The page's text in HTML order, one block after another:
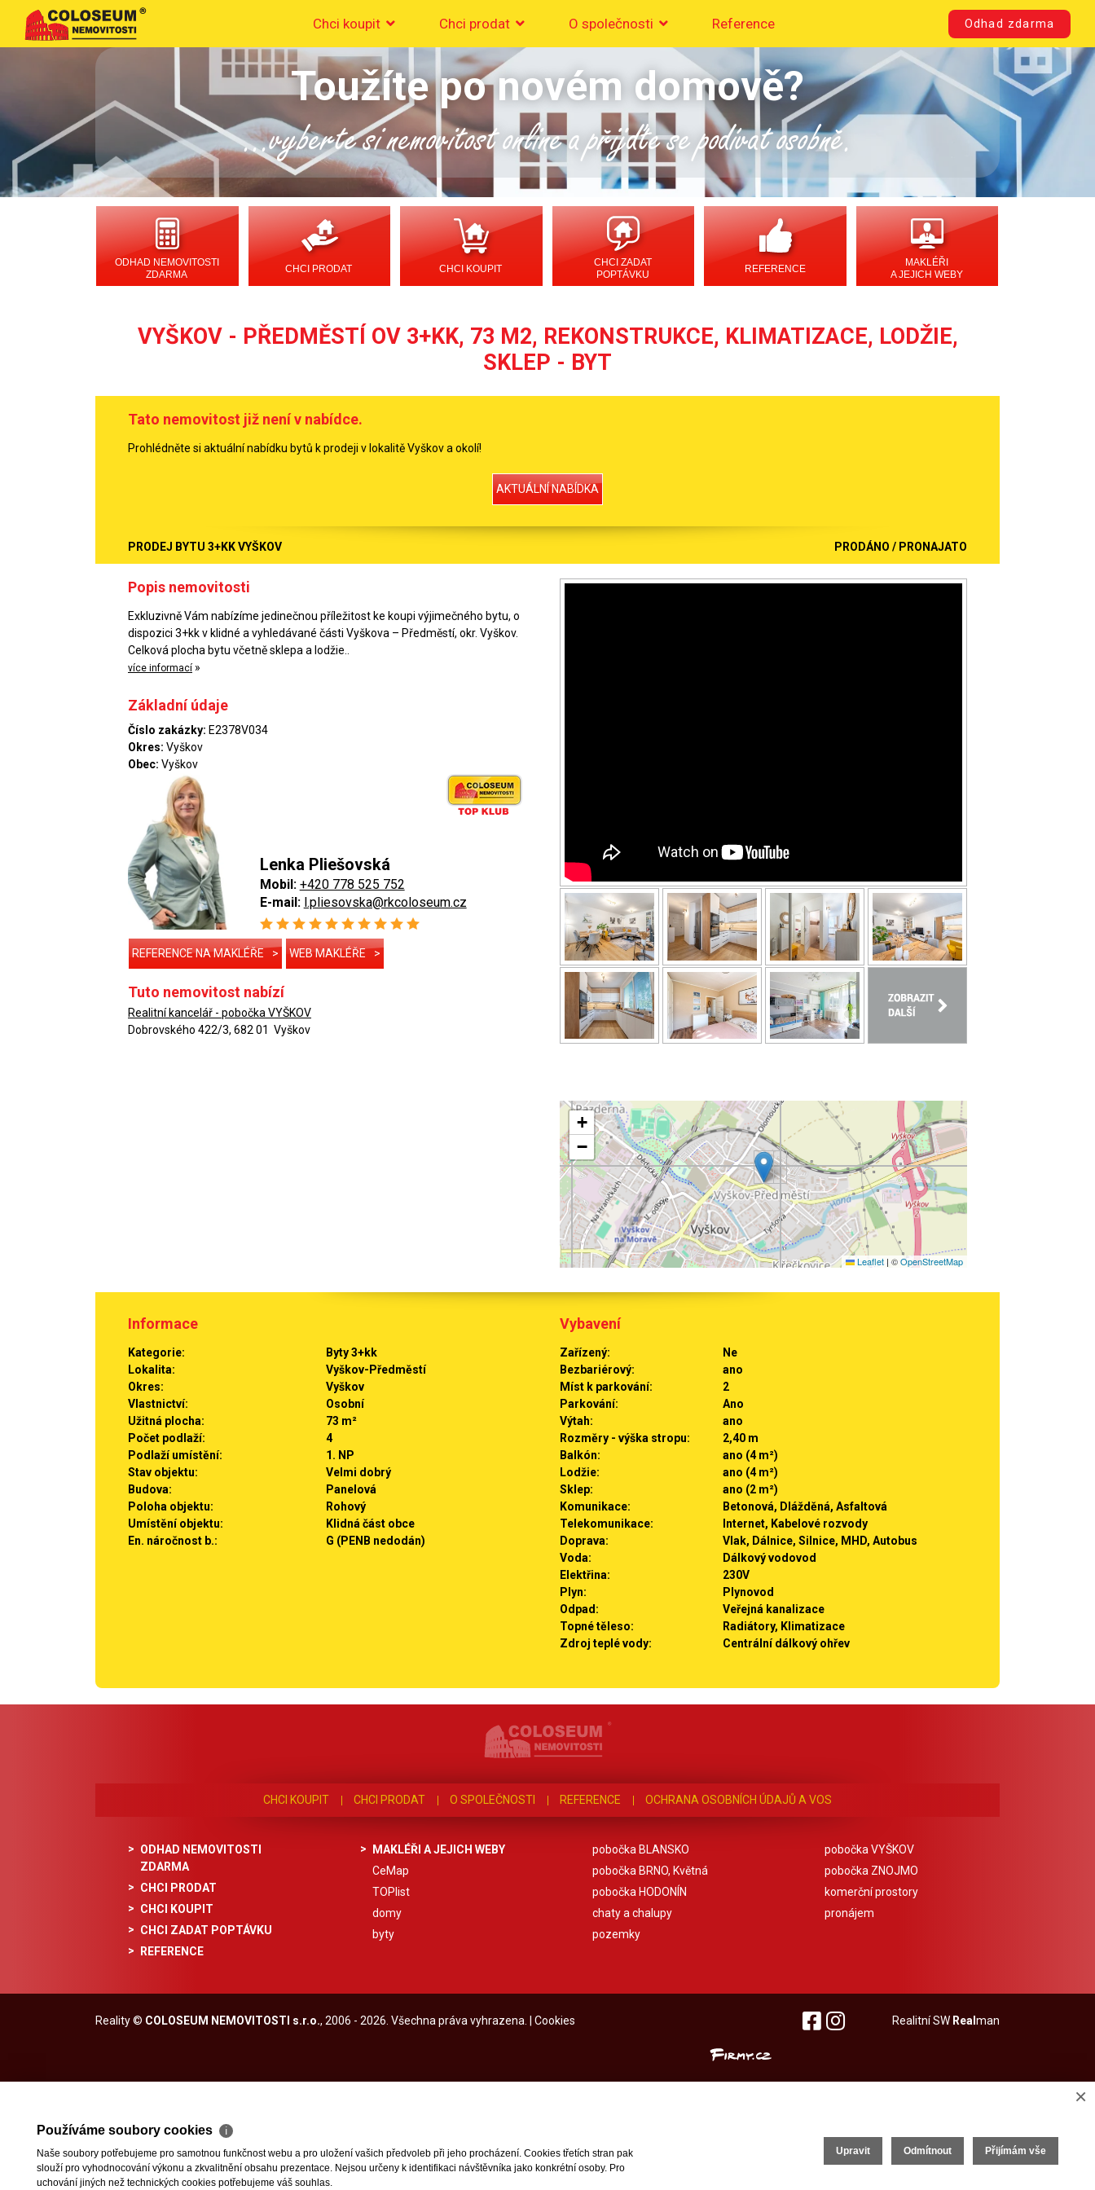
Chci koupit Chci prodat O společnosti Reference Odhad zdarma
Toužíte po novém domově?
...vyberte si nemovitost online a přijďte se podívat osobně.
ODHAD NEMOVITOSTI
ZDARMA
CHCI PRODAT CHCI KOUPIT
CHCI ZADAT
POPTÁVKU
REFERENCE
MAKLÉŘI
A JEJICH WEBY
VYŠKOV - PŘEDMĚSTÍ OV 3+KK, 73 M2, REKONSTRUKCE, KLIMATIZACE, LODŽIE,
SKLEP - BYT
Tato nemovitost již není v nabídce.
Prohlédněte si aktuální nabídku bytů k prodeji v lokalitě Vyškov a okolí!
AKTUÁLNÍ NABÍDKA
PRODEJ BYTU 3+KK VYŠKOV PRODÁNO / PRONAJATO
Popis nemovitosti
Exkluzivně Vám nabízíme jedinečnou příležitost ke koupi výjimečného bytu, o
dispozici 3+kk v klidné a vyhledávané části Vyškova – Předměstí, okr. Vyškov.
Celková plocha bytu včetně sklepa a lodžie..
více informací »
Základní údaje
Číslo zakázky: E2378V034
Okres: Vyškov
Obec: Vyškov
Lenka Pliešovská
Mobil: +420 778 525 752
E-mail: l.pliesovska@rkcoloseum.cz
REFERENCE NA MAKLÉŘE > WEB MAKLÉŘE >
Tuto nemovitost nabízí
Realitní kancelář - pobočka VYŠKOV
Dobrovského 422/3, 682 01 Vyškov
+
−
Leaflet | ©OpenStreetMap
Informace
Kategorie:
Byty 3+kk
Lokalita:
Vyškov-Předměstí
Okres:
Vyškov
Vlastnictví:
Osobní
Užitná plocha:
73 m²
Počet podlaží:
4
Podlaží umístění:
1. NP
Stav objektu:
Velmi dobrý
Budova:
Panelová
Poloha objektu:
Rohový
Umístění objektu:
Klidná část obce
En. náročnost b.:
G (PENB nedodán)
Vybavení
Zařízený:
Ne
Bezbariérový:
ano
Míst k parkování:
2
Parkování:
Ano
Výtah:
ano
Rozměry - výška stropu:
2,40 m
Balkón:
ano (4 m²)
Lodžie:
ano (4 m²)
Sklep:
ano (2 m²)
Komunikace:
Betonová, Dlážděná, Asfaltová
Telekomunikace:
Internet, Kabelové rozvody
Doprava:
Vlak, Dálnice, Silnice, MHD, Autobus
Voda:
Dálkový vodovod
Elektřina:
230V
Plyn:
Plynovod
Odpad:
Veřejná kanalizace
Topné těleso:
Radiátory, Klimatizace
Zdroj teplé vody:
Centrální dálkový ohřev
CHCI KOUPIT CHCI PRODAT O SPOLEČNOSTI REFERENCE OCHRANA OSOBNÍCH ÚDAJŮ A VOS
ODHAD NEMOVITOSTI
ZDARMA
CHCI PRODAT
CHCI KOUPIT
CHCI ZADAT POPTÁVKU
REFERENCE
MAKLÉŘI A JEJICH WEBY
CeMap
TOPlist
domy
byty
pobočka BLANSKO
pobočka BRNO, Květná
pobočka HODONÍN
chaty a chalupy
pozemky
pobočka VYŠKOV
pobočka ZNOJMO
komerční prostory
pronájem
Reality© COLOSEUM NEMOVITOSTI s.r.o., 2006 - 2026. Všechna práva vyhrazena. | Cookies Realitní SW Real man
×
Používáme soubory cookies ℹ
Naše soubory potřebujeme pro samotnou funkčnost webu a pro uložení vašich předvoleb při jeho procházení. Cookies třetích stran pak
slouží pro vyhodnocování výkonu a zkvalitnění obsahu prezentace. Nejsou určeny k identifikaci návštěvníka jako konkrétní osoby. Pro
uchování jiných než technických cookies potřebujeme váš souhlas.
Upravit Odmítnout Přijímám vše